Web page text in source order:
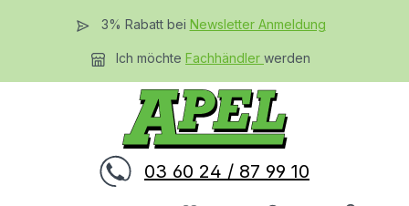
Zum Hauptinhalt springen
3% Rabatt bei Newsletter Anmeldung
Ich möchteFachhändlerwerden
03 60 24 / 87 99 10